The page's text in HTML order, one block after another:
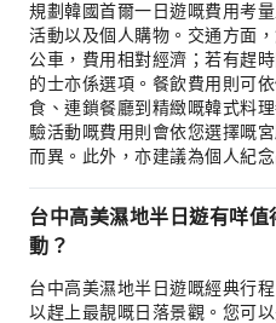
規劃韓國首爾一日遊嘅費用考
活動以及個人購物。交通方面
公車，費用相對經濟；若有趕
的士亦係選項。餐飲費用則可
食、連鎖餐廳到精緻嘅韓式料
驗活動嘅費用則會依您選擇嘅
而異。此外，亦建議為個人紀
台中高美濕地半日遊有咩
動？
台中高美濕地半日遊嘅經典行
以趕上最靚嘅日落景觀。您可